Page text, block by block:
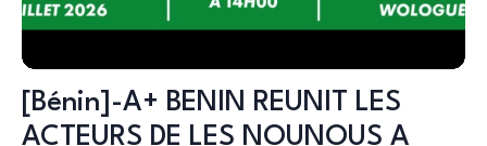
[Bénin]-A+ BENIN REUNIT LES
ACTEURS DE LES NOUNOUS A